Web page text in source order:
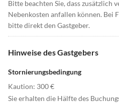
Bitte beachten Sie, dass zusätzlich
Nebenkosten anfallen können. Bei
bitte direkt den Gastgeber.
Hinweise des Gastgebers
Stornierungsbedingung
Kaution: 300 €
Sie erhalten die Hälfte des